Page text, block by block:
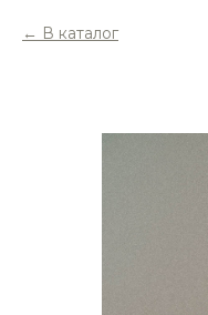
В каталог